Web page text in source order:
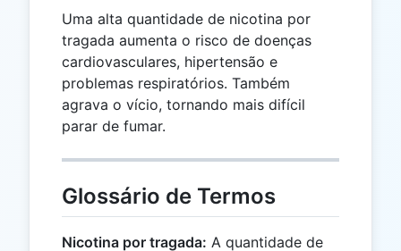
Uma alta quantidade de nicotina por
tragada aumenta o risco de doenças
cardiovasculares, hipertensão e
problemas respiratórios. Também
agrava o vício, tornando mais difícil
parar de fumar.
Glossário de Termos
Nicotina por tragada: A quantidade de